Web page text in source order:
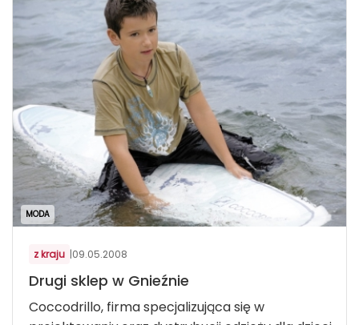
MODA
z kraju |09.05.2008
Drugi sklep w Gnieźnie
Coccodrillo, firma specjalizująca się w